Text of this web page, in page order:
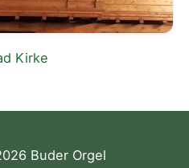
Kirke
Buder Orgel